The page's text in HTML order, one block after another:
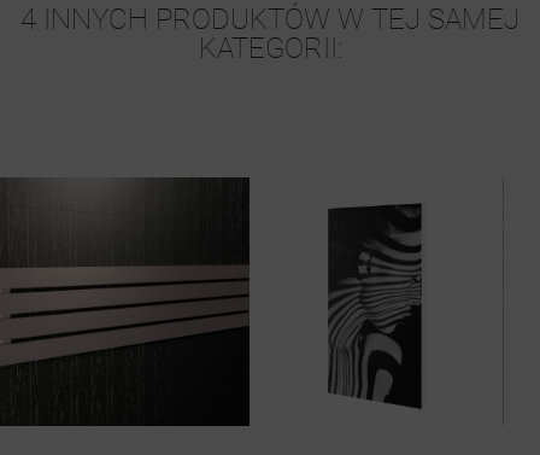
4 INNYCH PRODUKTÓW W TEJ SAMEJ
KATEGORII: